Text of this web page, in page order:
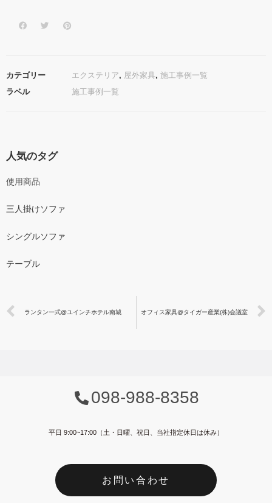
カテゴリー エクステリア, 屋外家具, 施工事例一覧
ラベル
施工事例一覧
人気のタグ
使用商品
三人掛けソファ
シングルソファ
テーブル
ランタン一式@ユインチホテル南城 オフィス家具@タイガー産業(株)会議室
098-988-8358
平日 9:00~17:00（土・日曜、祝日、当社指定休日は休み）
お問い合わせ